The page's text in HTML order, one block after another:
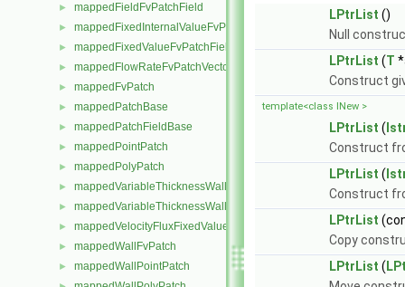
► mappedFieldFvPatchField
► mappedFixedInternalValueFvPatchField
► mappedFixedValueFvPatchField
► mappedFlowRateFvPatchVectorField
► mappedFvPatch
► mappedPatchBase
► mappedPatchFieldBase
► mappedPointPatch
► mappedPolyPatch
► mappedVariableThicknessWallFvPatch
► mappedVariableThicknessWallPolyPatch
► mappedVelocityFluxFixedValueFvPatchField
► mappedWallFvPatch
► mappedWallPointPatch
LPtrList ()
Null
LPtrList (T
Construct
template<class INew >
LPtrList (
Construct
LPtrList (
Construct
LPtrList
Copy
LPtrList (